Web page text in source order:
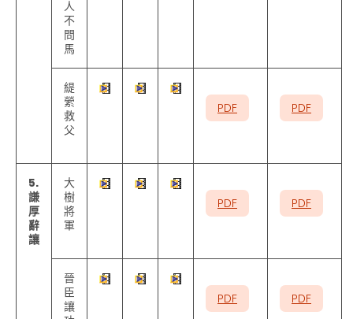
人
不
問
馬
緹
縈
救
父
PDF PDF
5.
謙
厚
辭
讓
大
樹
將
軍
PDF PDF
晉
臣
讓
PDF PDF